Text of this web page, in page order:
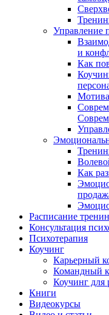
Управление
и
Как
Как
Расписание
Консультация
Психотерапия
Коучинг
Карьерный
Командный
Коучинг для
Книги
Видеокурсы